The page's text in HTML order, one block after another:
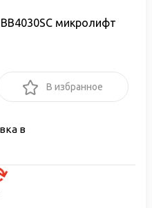
микролифт
В избранное
в